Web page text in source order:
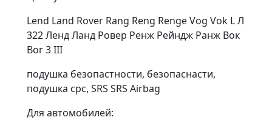
Lend Land Rover Rang Reng Renge Vog Vok L Л
322 Ленд Ланд Ровер Ренж Рейндж Ранж Вок
Вог 3 III
подушка безопастности, безопаснасти,
подушка срс, SRS SRS Airbag
Для автомобилей: